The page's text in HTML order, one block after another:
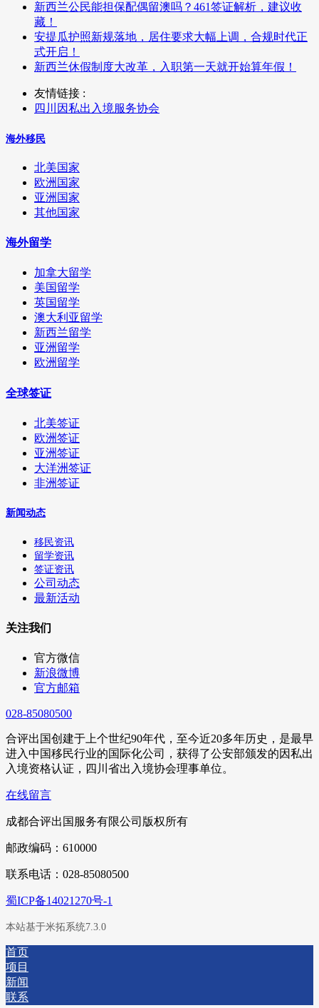
新西兰公民能担保配偶留澳吗？461签证解析，建议收
藏！
安提瓜护照新规落地，居住要求大幅上调，合规时代正
式开启！
新西兰休假制度大改革，入职第一天就开始算年假！
友情链接 :
四川因私出入境服务协会
海外移民
北美国家
欧洲国家
亚洲国家
其他国家
海外留学
加拿大留学
美国留学
英国留学
澳大利亚留学
新西兰留学
亚洲留学
欧洲留学
全球签证
北美签证
欧洲签证
亚洲签证
大洋洲签证
非洲签证
新闻动态
移民资讯
留学资讯
签证资讯
公司动态
最新活动
关注我们
官方微信
新浪微博
官方邮箱
028-85080500
合评出国创建于上个世纪90年代，至今近20多年历史，是最早
进入中国移民行业的国际化公司，获得了公安部颁发的因私出
入境资格认证，四川省出入境协会理事单位。
在线留言
成都合评出国服务有限公司版权所有
邮政编码：610000
联系电话：028-85080500
蜀ICP备14021270号-1
本站基于米拓系统7.3.0
首页
项目
新闻
联系